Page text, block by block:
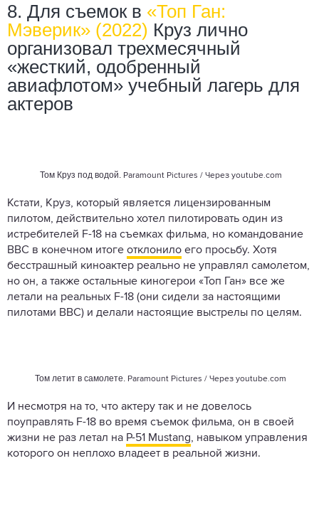
8. Для съемок в «Топ Ган:
Мэверик» (2022) Круз лично
организовал трехмесячный
«жесткий, одобренный
авиафлотом» учебный лагерь для
актеров
Том Круз под водой. Paramount Pictures / Через youtube.com
Кстати, Круз, который является лицензированным
пилотом, действительно хотел пилотировать один из
истребителей F-18 на съемках фильма, но командование
ВВС в конечном итоге отклонило его просьбу. Хотя
бесстрашный киноактер реально не управлял самолетом,
но он, а также остальные киногерои «Топ Ган» все же
летали на реальных F-18 (они сидели за настоящими
пилотами ВВС) и делали настоящие выстрелы по целям.
Том летит в самолете. Paramount Pictures / Через youtube.com
И несмотря на то, что актеру так и не довелось
поуправлять F-18 во время съемок фильма, он в своей
жизни не раз летал на P-51 Mustang, навыком управления
которого он неплохо владеет в реальной жизни.